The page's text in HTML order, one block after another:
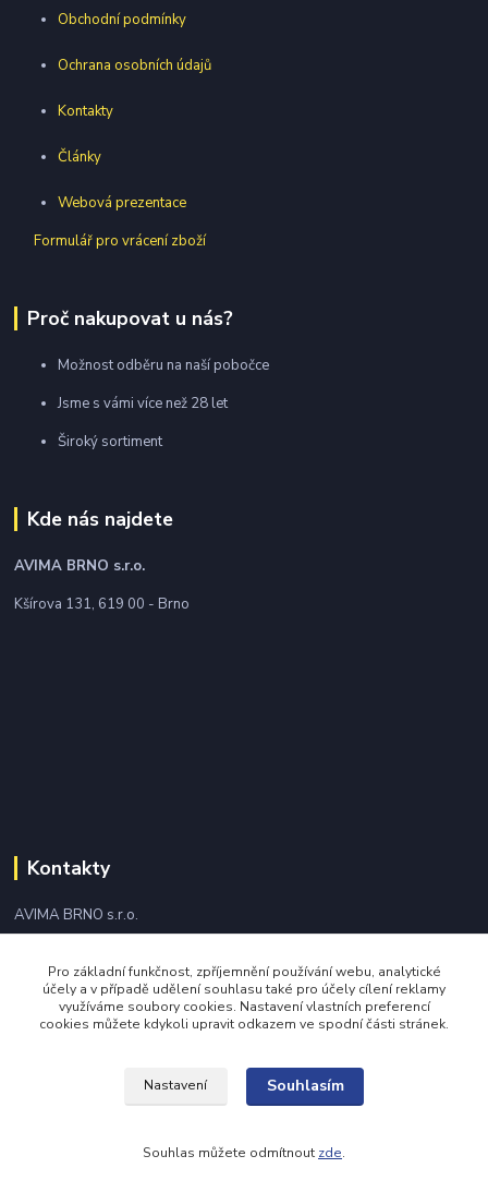
Obchodní podmínky
Ochrana osobních údajů
Kontakty
Články
Webová prezentace
Formulář pro vrácení zboží
Proč nakupovat u nás?
Možnost odběru na naší pobočce
Jsme s vámi více než 28 let
Široký sortiment
Kde nás najdete
AVIMA BRNO s.r.o.
Kšírova 131, 619 00 - Brno
Kontakty
AVIMA BRNO s.r.o.
+420 543 249 338
avima@avima.cz
Pro základní funkčnost, zpříjemnění používání webu, analytické
účely a v případě udělení souhlasu také pro účely cílení reklamy
využíváme soubory cookies. Nastavení vlastních preferencí
cookies můžete kdykoli upravit odkazem ve spodní části stránek.
Nastavení Souhlasím
Souhlas můžete odmítnout zde.